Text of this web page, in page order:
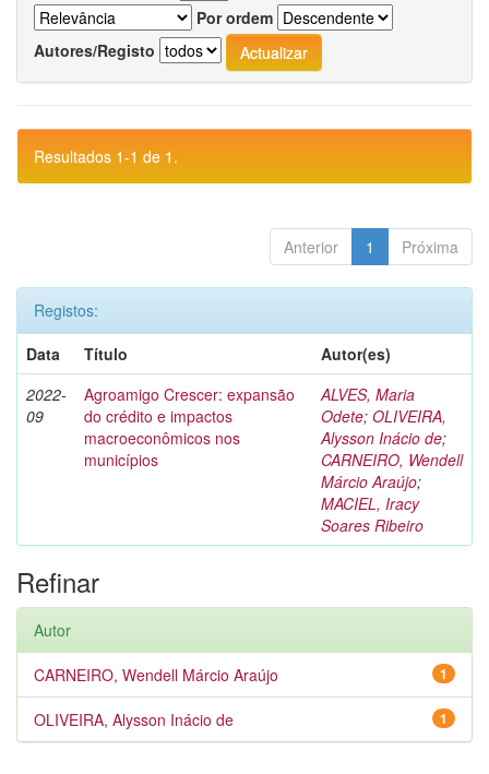
Por ordem
Autores/Registo
Resultados 1-1 de 1.
Anterior 1 Próxima
Registos:
Data
Título
Autor(es)
2022-
09
Agroamigo Crescer: expansão
do crédito e impactos
macroeconômicos nos
municípios
ALVES, Maria
Odete; OLIVEIRA,
Alysson Inácio de;
CARNEIRO, Wendell
Márcio Araújo;
MACIEL, Iracy
Soares Ribeiro
Refinar
Autor
1
CARNEIRO, Wendell Márcio Araújo
1
OLIVEIRA, Alysson Inácio de